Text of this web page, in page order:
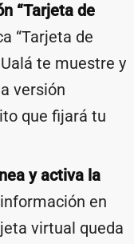
“Tarjeta de
“Tarjeta de
te muestre y
versión
que fijará tu
y activa la
en
virtual queda